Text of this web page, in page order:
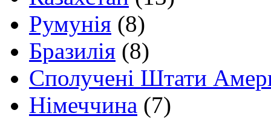
Румунія (8)
Бразилія (8)
Сполучені Штати
Німеччина (7)